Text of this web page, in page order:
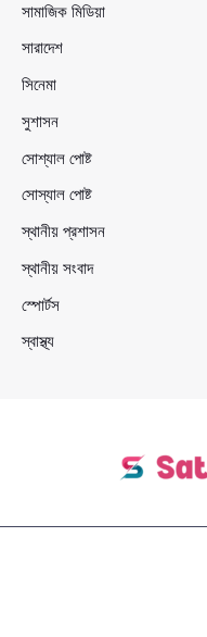
সামাজিক মিডিয়া
সারাদেশ
সিনেমা
সুশাসন
সোশ্যাল পোষ্ট
সোস্যাল পোষ্ট
স্থানীয় প্রশাসন
স্থানীয় সংবাদ
স্পোর্টস
স্বাস্থ্য